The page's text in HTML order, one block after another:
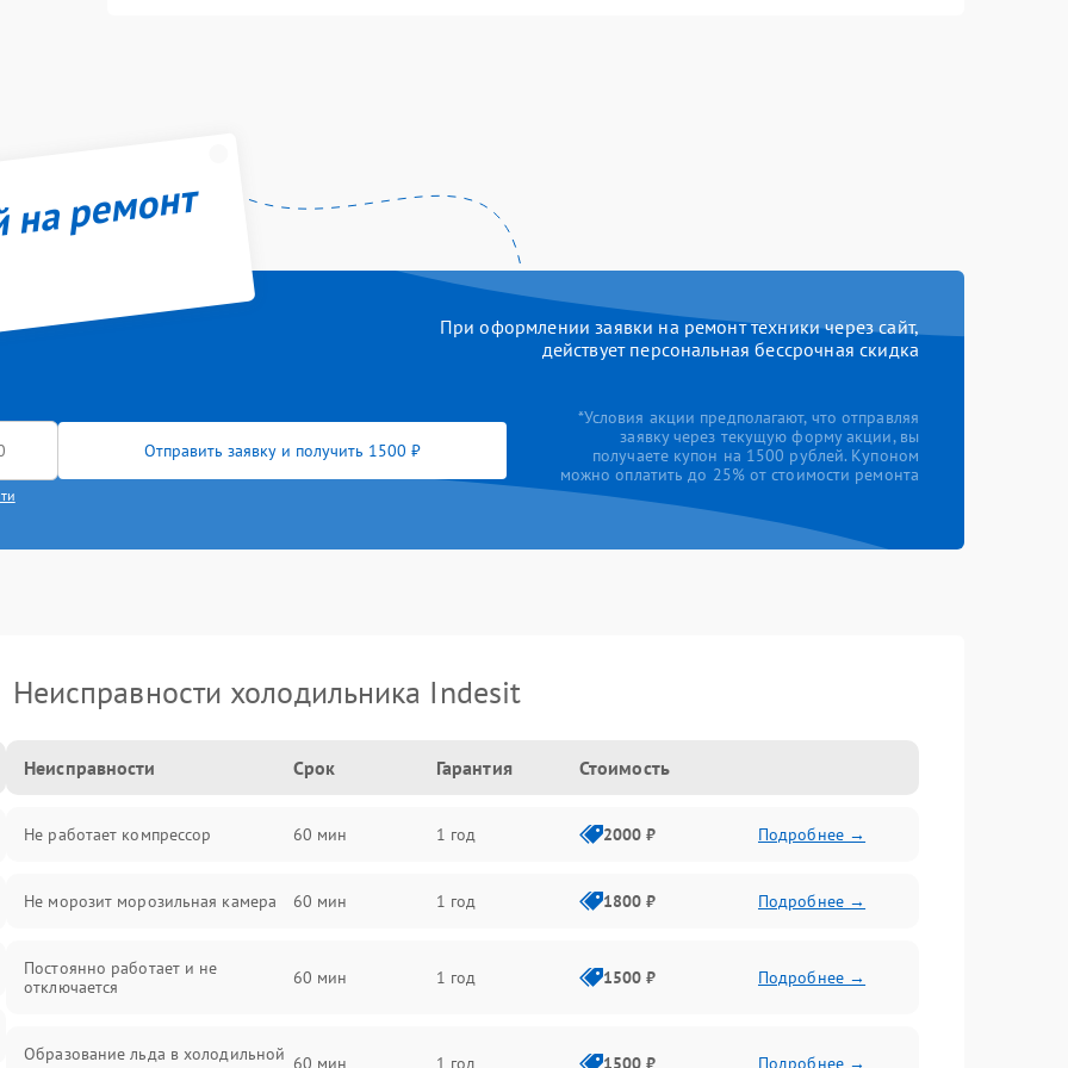
ремонт
При оформлении заявки на ремонт техники через сайт,
действует персональная бессрочная скидка
Отправить заявку и получить 1500 ₽
*Условия акции предполагают, что отправляя
заявку через текущую форму акции, вы
получаете купон на 1500 рублей. Купоном
можно оплатить до 25% от стоимости ремонта
Неисправности холодильника Indesit
Неисправности Срок Гарантия Стоимость
Не работает компрессор 60 мин 1 год 2000 ₽ Подробнее →
Не морозит морозильная камера 60 мин 1 год 1800 ₽ Подробнее →
Постоянно работает и не
отключается
60 мин 1 год 1500 ₽ Подробнее →
Образование льда в холодильной 60 мин 1 год 1500 ₽ Подробнее →